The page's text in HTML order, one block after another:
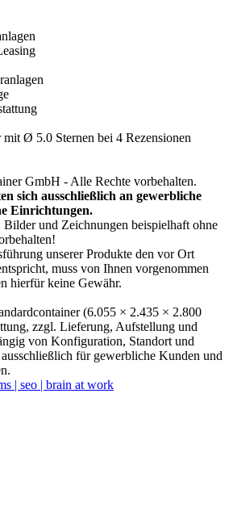
Ø 5.0 Sternen bei 4 Rezensionen
GmbH - Alle Rechte vorbehalten.
sich ausschließlich an gewerbliche
Einrichtungen.
Bilder und Zeichnungen beispielhaft ohne
unserer Produkte den vor Ort
muss von Ihnen vorgenommen
hierfür keine Gewähr.
(6.055 × 2.435 × 2.800
zzgl. Lieferung, Aufstellung und
von Konfiguration, Standort und
für gewerbliche Kunden und
| seo | brain at work